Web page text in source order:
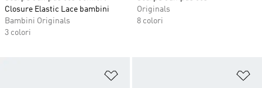
Closure Elastic Lace bambini
Bambini Originals
3 colori
Originals
8 colori
Aggiungi alla lista dei desideri